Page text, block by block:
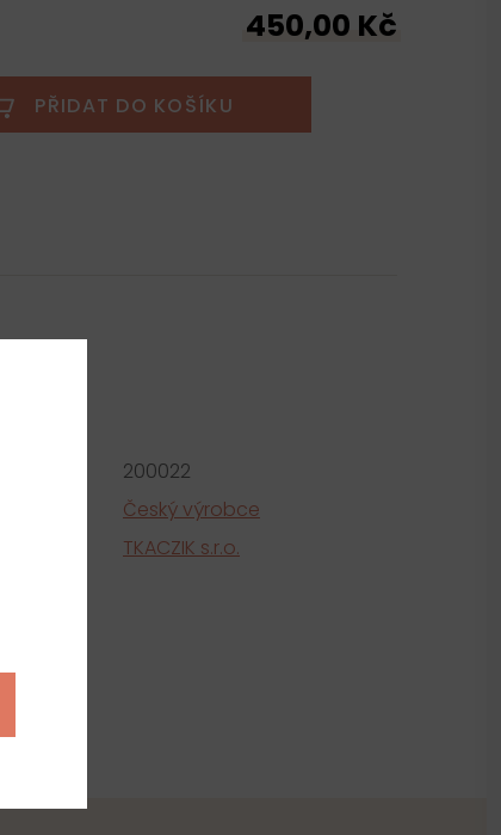
450,00 Kč
PŘIDAT DO KOŠÍKU
200022
Český výrobce
TKACZIK s.r.o.